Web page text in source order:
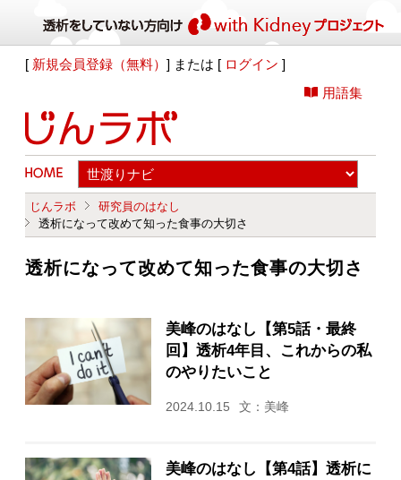
[ 新規会員登録（無料）] または [ ログイン ]
用語集
じんラボ
研究員のはなし
透析になって改めて知った食事の大切さ
透析になって改めて知った食事の大切さ
美峰のはなし【第5話・最終
回】透析4年目、これからの私
のやりたいこと
2024.10.15 文：美峰
美峰のはなし【第4話】透析に